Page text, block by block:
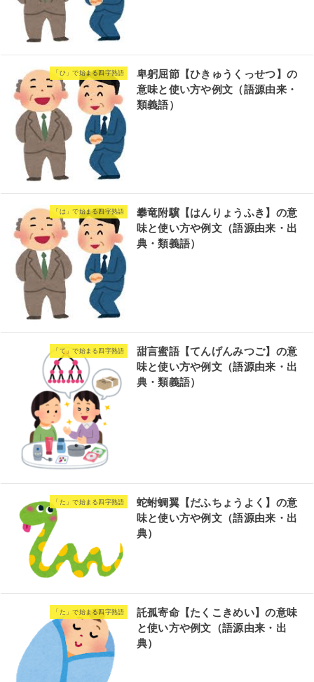
「ひ」で始まる四字熟語
卑躬屈節【ひきゅうくっせつ】の
意味と使い方や例文（語源由来・
類義語）
「は」で始まる四字熟語
攀竜附驥【はんりょうふき】の意
味と使い方や例文（語源由来・出
典・類義語）
「て」で始まる四字熟語
甜言蜜語【てんげんみつご】の意
味と使い方や例文（語源由来・出
典・類義語）
「た」で始まる四字熟語
蛇蚹蜩翼【だふちょうよく】の意
味と使い方や例文（語源由来・出
典）
「た」で始まる四字熟語
託孤寄命【たくこきめい】の意味
と使い方や例文（語源由来・出
典）